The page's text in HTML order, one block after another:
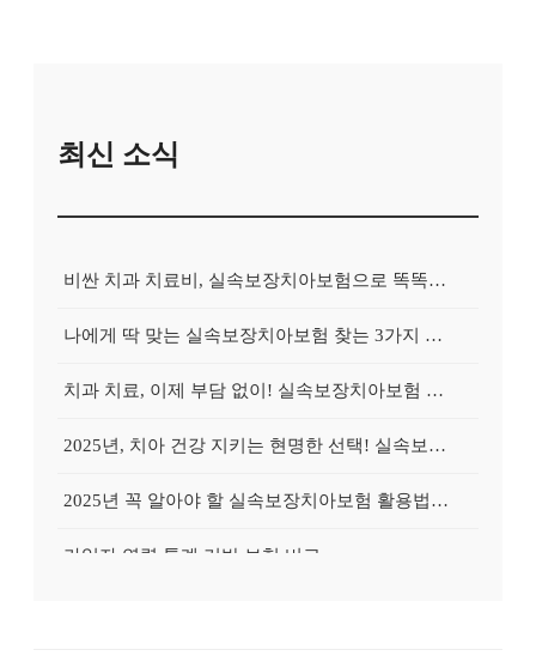
최신 소식
비싼 치과 치료비, 실속보장치아보험으로 똑똑하게 대비하는 방법
나에게 딱 맞는 실속보장치아보험 찾는 3가지 핵심 질문
치과 치료, 이제 부담 없이! 실속보장치아보험 가입 전략
2025년, 치아 건강 지키는 현명한 선택! 실속보장치아보험 가이드
2025년 꼭 알아야 할 실속보장치아보험 활용법: 숨겨진 혜택 찾기
가입자 연령 통계 기반 보험 비교